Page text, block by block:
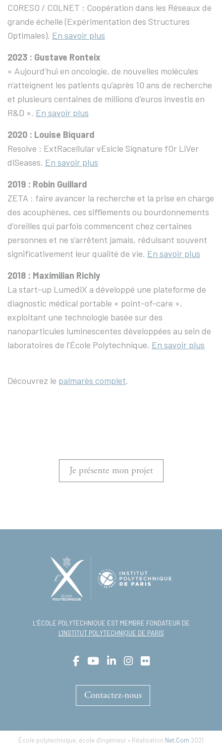
CORESO / COLNET : Coopération dans les Réseaux de
grande échelle (Expérimentation des Structures
Optimales). En savoir plus
2023 : Gustave Ronteix
« Aujourd’hui en oncologie, de nouvelles molécules
n’atteignent les patients qu’après 10 ans de recherche
et plusieurs centaines de millions d’euros investis en
R&D ». En savoir plus
2020 : Louise Biquard
Resolve : ExtRacellular vEsicle Signature fOr LiVer
diSeases. En savoir plus
2019 : Robin Guillard
ZETA : faire avancer la recherche et la prise en charge
des acouphènes, ces sifflements ou bourdonnements
d’oreilles qui parfois commencent chez certaines
personnes et ne s’arrêtent jamais, réduisant souvent
significativement leur qualité de vie. En savoir plus
2018 : Maximilian Richly
La start-up LumediX a développé une plateforme de
diagnostic médical portable « point-of-care »,
exploitant une technologie basée sur des
nanoparticules luminescentes développées au sein de
laboratoires de l’École Polytechnique. En savoir plus
Découvrez le palmarès complet.
Je présente mon projet
L’ÉCOLE POLYTECHNIQUE EST MEMBRE FONDATEUR DE
L'INSTITUT POLYTECHNIQUE DE PARIS
Contactez-nous
École polytechnique, école d'ingénieur • Réalisation Net.Com 2021